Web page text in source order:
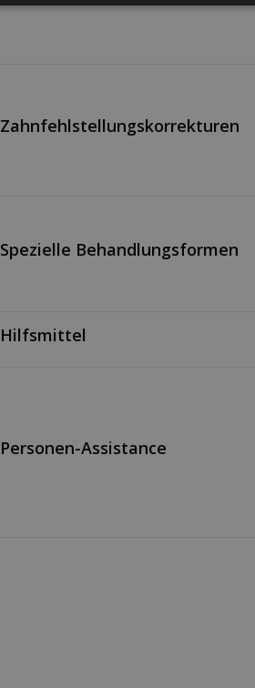
Zahnfehlstellungskorrekturen
Spezielle Behandlungsformen
Hilfsmittel
Personen-Assistance